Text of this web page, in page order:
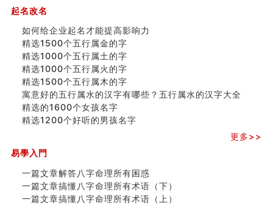
寓意好的五行属水的汉字有哪些？五行属水的汉字大全
起名改名
如何给企业起名才能提高影响力
精选1500个五行属金的字
精选1000个五行属土的字
精选1000个五行属火的字
精选1500个五行属木的字
寓意好的五行属水的汉字有哪些？五行属水的汉字大全
精选的1600个女孩名字
精选1200个好听的男孩名字
更多>>
易學入門
一篇文章解答八字命理所有困惑
一篇文章搞懂八字命理所有术语（下）
一篇文章搞懂八字命理所有术语（上）